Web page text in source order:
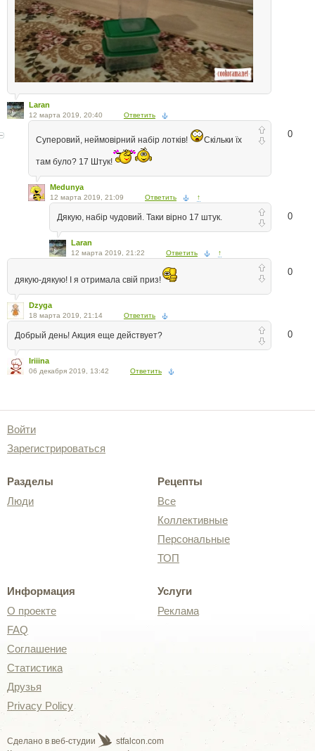
Laran
12 марта 2019, 20:40 Ответить
0
Суперовий, неймовірний набір лотків! Скільки їх
там було? 17 Штук!
Medunya
12 марта 2019, 21:09 Ответить ↑
0
Дякую, набір чудовий. Таки вірно 17 штук.
Laran
12 марта 2019, 21:22 Ответить ↑
0
дякую-дякую! І я отримала свій приз!
Dzyga
18 марта 2019, 21:14 Ответить
0
Добрый день! Акция еще действует?
Iriiina
06 декабря 2019, 13:42 Ответить
Войти
Зарегистрироваться
Разделы
Люди
Рецепты
Все
Коллективные
Персональные
ТОП
Информация
О проекте
FAQ
Соглашение
Статистика
Друзья
Privacy Policy
Услуги
Реклама
Сделано в веб-студии
stfalcon.com